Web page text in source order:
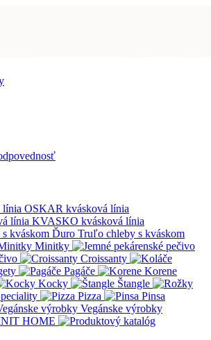
OSKAR kvásková línia
KVASKO kvásková línia
Ďuro Truľo chleby s kváskom
Minitky
Croissanty
Pagáče
Korene
Kocky
Štangle
Pizza
Pinsa
Vegánske výrobky
HOME